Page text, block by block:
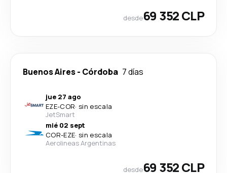
desde69 352 CLP
Buenos Aires- Córdoba 7 días
jue 27 ago
EZE-COR· sin escala
JetSmart
mié 02 sept
COR-EZE· sin escala
Aerolineas Argentinas
desde69 352 CLP